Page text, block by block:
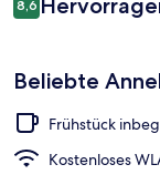
62 €.
8,68,6 von 10.
Beliebte
Frühstück
Kostenloses